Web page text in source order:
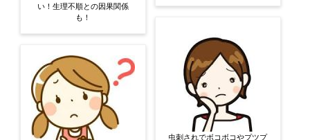
い！生理不順との因果関係
も！
虫刺されでボコボコやプツプ